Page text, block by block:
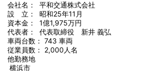
会社名： 平和交通株式会社
設 立： 昭和25年11月
資本金： 1億1,975万円
代表者： 代表取締役 新井 義弘
車両台数： 743 車両
従業員数： 2,000人名
他勤務地
横浜市